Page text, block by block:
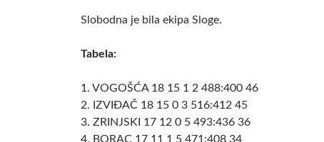
Slobodna je bila ekipa Sloge.
Tabela:
1. VOGOŠĆA 18 15 1 2 488:400 46
2. IZVIĐAČ 18 15 0 3 516:412 45
3. ZRINJSKI 17 12 0 5 493:436 36
4. BORAC 17 11 1 5 471:408 34